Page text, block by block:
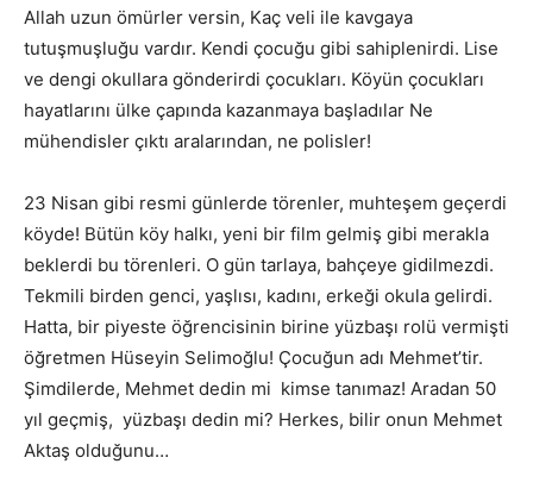
Allah uzun ömürler versin, Kaç veli ile kavgaya
tutuşmuşluğu vardır. Kendi çocuğu gibi sahiplenirdi. Lise
ve dengi okullara gönderirdi çocukları. Köyün çocukları
hayatlarını ülke çapında kazanmaya başladılar Ne
mühendisler çıktı aralarından, ne polisler!
23 Nisan gibi resmi günlerde törenler, muhteşem geçerdi
köyde! Bütün köy halkı, yeni bir film gelmiş gibi merakla
beklerdi bu törenleri. O gün tarlaya, bahçeye gidilmezdi.
Tekmili birden genci, yaşlısı, kadını, erkeği okula gelirdi.
Hatta, bir piyeste öğrencisinin birine yüzbaşı rolü vermişti
öğretmen Hüseyin Selimoğlu! Çocuğun adı Mehmet’tir.
Şimdilerde, Mehmet dedin mi kimse tanımaz! Aradan 50
yıl geçmiş, yüzbaşı dedin mi? Herkes, bilir onun Mehmet
Aktaş olduğunu…